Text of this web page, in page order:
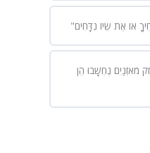
אוֹ אֶת שֵׂיוֹ נִדָּחִים"
מֹאזְנַיִם נֶחְשָׁבוּ הֵן